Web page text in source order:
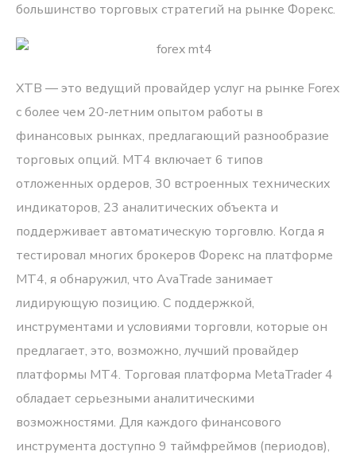
большинство торговых стратегий на рынке Форекс.
XTB — это ведущий провайдер услуг на рынке Forex
с более чем 20-летним опытом работы в
финансовых рынках, предлагающий разнообразие
торговых опций. MT4 включает 6 типов
отложенных ордеров, 30 встроенных технических
индикаторов, 23 аналитических объекта и
поддерживает автоматическую торговлю. Когда я
тестировал многих брокеров Форекс на платформе
MT4, я обнаружил, что AvaTrade занимает
лидирующую позицию. С поддержкой,
инструментами и условиями торговли, которые он
предлагает, это, возможно, лучший провайдер
платформы MT4. Торговая платформа MetaTrader 4
обладает серьезными аналитическими
возможностями. Для каждого финансового
инструмента доступно 9 таймфреймов (периодов),